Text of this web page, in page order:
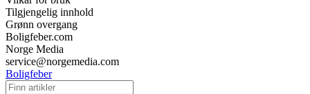
Tilgjengelig innhold
Grønn overgang
Boligfeber.com
Norge Media
service@norgemedia.com
Boligfeber